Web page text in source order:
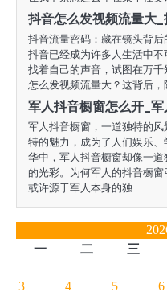
抖音怎么发视频流量大
抖音流量密码：藏在镜头背后
抖音已经成为许多人生活中
找着自己的声音，试图在万
怎么发视频流量大？这背后
军人抖音橱窗怎么开_
军人抖音橱窗，一道独特的
特的魅力，成为了人们娱乐
华中，军人抖音橱窗却像一
的光彩。为何军人的抖音橱
或许源于军人本身的独
一
二 三
3
4 5 6